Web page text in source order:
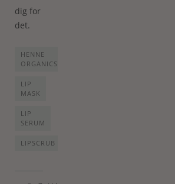
dig for
det.
HENNE
ORGANICS
LIP
MASK
LIP
SERUM
LIPSCRUB